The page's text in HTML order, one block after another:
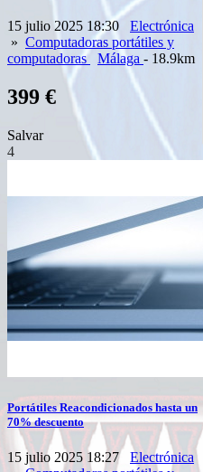
15 julio 2025 18:30
Electrónica
» Computadoras portátiles y
computadoras
Málaga - 18.9km
399 €
Salvar
4
Portátiles Reacondicionados hasta un
70% descuento
15 julio 2025 18:27 Electrónica